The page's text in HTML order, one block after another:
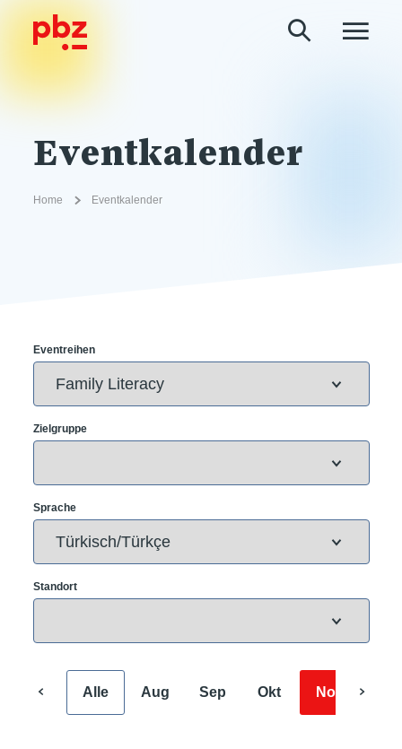
Eventkalender
Home Eventkalender
Eventreihen
Zielgruppe
Sprache
Standort
Alle Aug Sep Okt Nov